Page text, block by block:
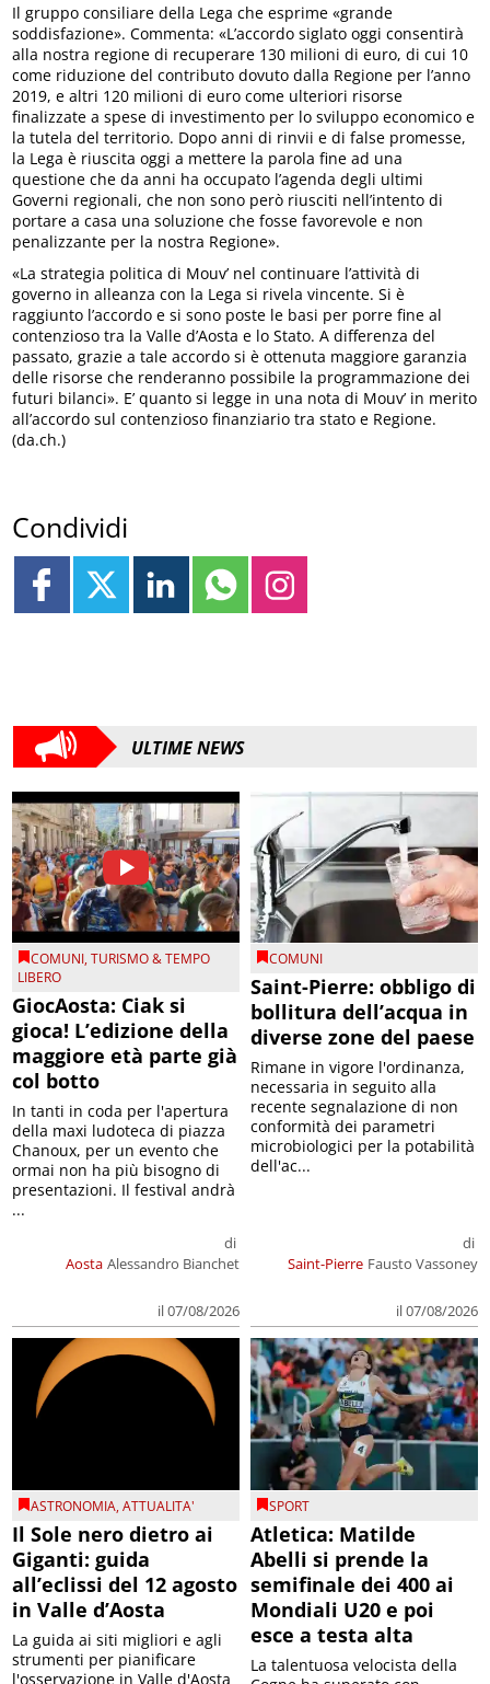
Il gruppo consiliare della Lega che esprime «grande
soddisfazione». Commenta: «L’accordo siglato oggi consentirà
alla nostra regione di recuperare 130 milioni di euro, di cui 10
come riduzione del contributo dovuto dalla Regione per l’anno
2019, e altri 120 milioni di euro come ulteriori risorse
finalizzate a spese di investimento per lo sviluppo economico e
la tutela del territorio. Dopo anni di rinvii e di false promesse,
la Lega è riuscita oggi a mettere la parola fine ad una
questione che da anni ha occupato l’agenda degli ultimi
Governi regionali, che non sono però riusciti nell’intento di
portare a casa una soluzione che fosse favorevole e non
penalizzante per la nostra Regione».
«La strategia politica di Mouv’ nel continuare l’attività di
governo in alleanza con la Lega si rivela vincente. Si è
raggiunto l’accordo e si sono poste le basi per porre fine al
contenzioso tra la Valle d’Aosta e lo Stato. A differenza del
passato, grazie a tale accordo si è ottenuta maggiore garanzia
delle risorse che renderanno possibile la programmazione dei
futuri bilanci». E’ quanto si legge in una nota di Mouv’ in merito
all’accordo sul contenzioso finanziario tra stato e Regione.
(da.ch.)
Condividi
ULTIME NEWS
COMUNI,TURISMO & TEMPO
LIBERO
GiocAosta: Ciak si
gioca! L’edizione della
maggiore età parte già
col botto
Aosta
di
Alessandro Bianchet
il 07/08/2026
In tanti in coda per l'apertura
della maxi ludoteca di piazza
Chanoux, per un evento che
ormai non ha più bisogno di
presentazioni. Il festival andrà
...
COMUNI
Saint-Pierre: obbligo di
bollitura dell’acqua in
diverse zone del paese
Saint-Pierre
di
Fausto Vassoney
il 07/08/2026
Rimane in vigore l'ordinanza,
necessaria in seguito alla
recente segnalazione di non
conformità dei parametri
microbiologici per la potabilità
dell'ac...
ASTRONOMIA,ATTUALITA'
Il Sole nero dietro ai
Giganti: guida
all’eclissi del 12 agosto
in Valle d’Aosta
La guida ai siti migliori e agli
strumenti per pianificare
l'osservazione in Valle d'Aosta
SPORT
Atletica: Matilde
Abelli si prende la
semifinale dei 400 ai
Mondiali U20 e poi
esce a testa alta
La talentuosa velocista della